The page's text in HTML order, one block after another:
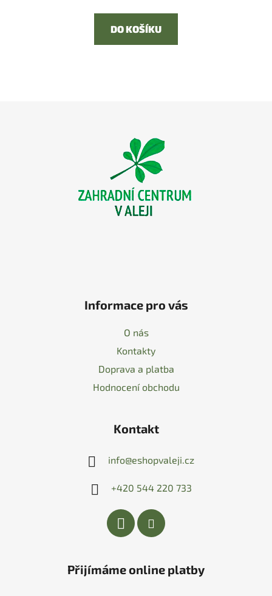
DO KOŠÍKU
Informace pro vás
O nás
Kontakty
Doprava a platba
Hodnocení obchodu
Kontakt
info@eshopvaleji.cz
+420 544 220 733
Přijímáme online platby